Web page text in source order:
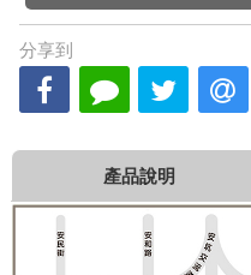
分享到
產品說明